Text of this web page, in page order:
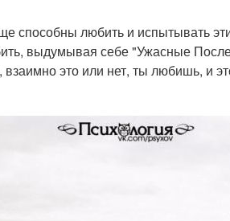
способны любить и испытывать
выдумывая себе "Ужасные
это или нет, ты любишь, и